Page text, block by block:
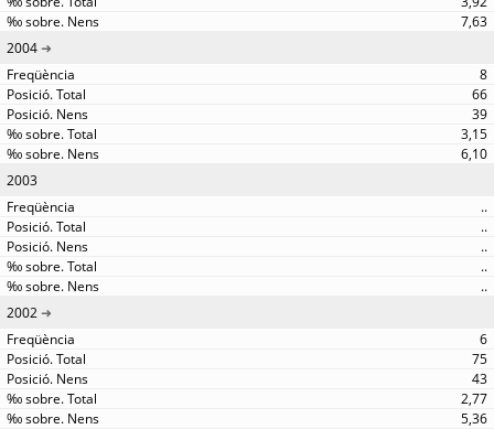
7,63
2004
8
66
39
3,15
6,10
2003
..
..
..
..
..
2002
6
75
43
2,77
5,36